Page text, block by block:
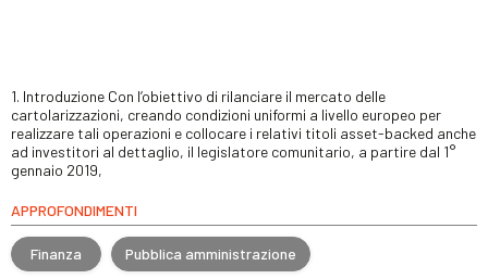
1. Introduzione Con l’obiettivo di rilanciare il mercato delle
cartolarizzazioni, creando condizioni uniformi a livello europeo per
realizzare tali operazioni e collocare i relativi titoli asset-backed anche
ad investitori al dettaglio, il legislatore comunitario, a partire dal 1°
gennaio 2019,
APPROFONDIMENTI
Finanza Pubblica amministrazione